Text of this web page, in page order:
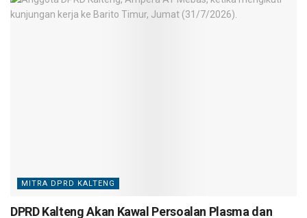
MITRA DPRD KALTENG
DPRD Kalteng Akan Kawal Persoalan Plasma dan